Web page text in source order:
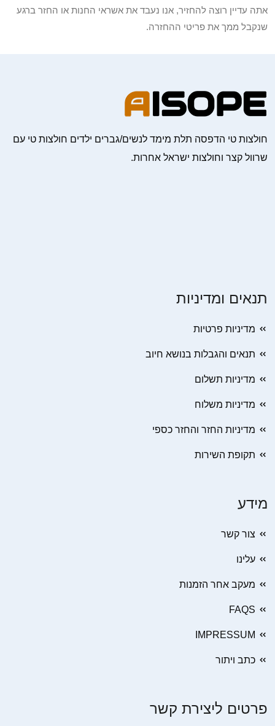
אתה עדיין רוצה להחזיר, אנו נעבד את אשראי החנות או החזר ברגע
שנקבל ממך את פריטי ההחזרה.
חולצות טי הדפסה תלת מימד לנשים/גברים ילדים חולצות טי עם
שרוול קצר וחולצות ישראל אחרות.
תנאים ומדיניות
מדיניות פרטיות
תנאים והגבלות בנושא חיוב
מדיניות תשלום
מדיניות משלוח
מדיניות החזר והחזר כספי
תקופת השירות
מידע
צור קשר
עלינו
מעקב אחר הזמנות
FAQS
IMPRESSUM
כתב ויתור
פרטים ליצירת קשר